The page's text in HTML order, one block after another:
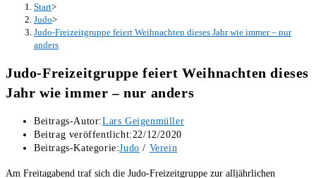
Start>
Judo>
Judo-Freizeitgruppe feiert Weihnachten dieses Jahr wie immer – nur
anders
Judo-Freizeitgruppe feiert Weihnachten dieses
Jahr wie immer – nur anders
Beitrags-Autor:Lars Geigenmüller
Beitrag veröffentlicht:22/12/2020
Beitrags-Kategorie:Judo / Verein
Am Freitagabend traf sich die Judo-Freizeitgruppe zur alljährlichen